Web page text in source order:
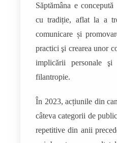
Săptămâna e
cu tradiție, aflat la a
comunicare și
practici şi crearea unor
implicării personale şi
filantropie.
În 2023, acțiunile din
câteva categorii de
repetitive din anii